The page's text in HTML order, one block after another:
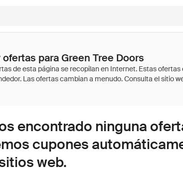
para Green Tree Doors
encontrado ninguna
cupones
web.